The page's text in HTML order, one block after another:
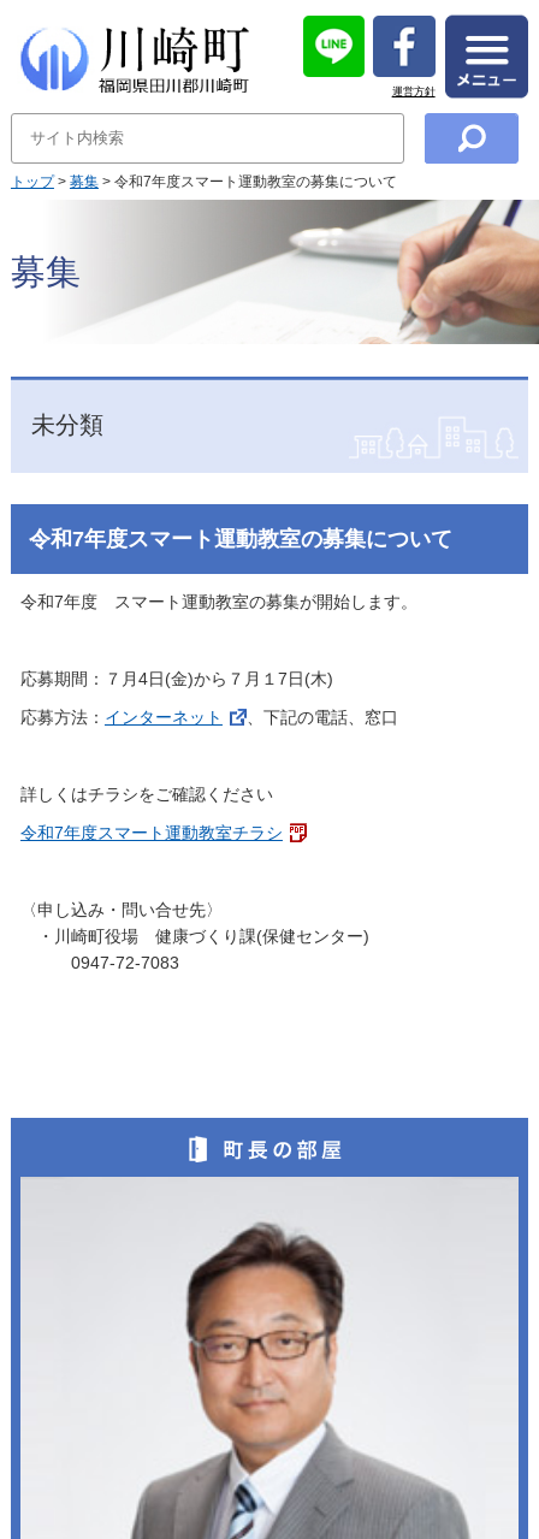
運営方針
トップ> 募集> 令和7年度スマート運動教室の募集について
募集
未分類
令和7年度スマート運動教室の募集について
令和7年度 スマート運動教室の募集が開始します。
応募期間：７月4日(金)から７月１7日(木)
応募方法： インターネット 、下記の電話、窓口
詳しくはチラシをご確認ください
令和7年度スマート運動教室チラシ
〈申し込み・問い合せ先〉
・川崎町役場 健康づくり課(保健センター)
0947-72-7083